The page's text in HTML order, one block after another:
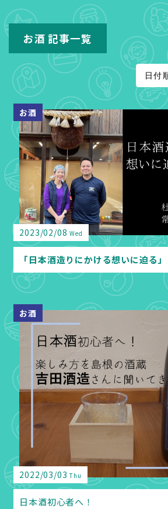
お酒 記事一覧
お酒
2023/02/08Wed
「日本酒造りにかける想いに迫る」
お酒
2022/03/03Thu
日本酒初心者へ！